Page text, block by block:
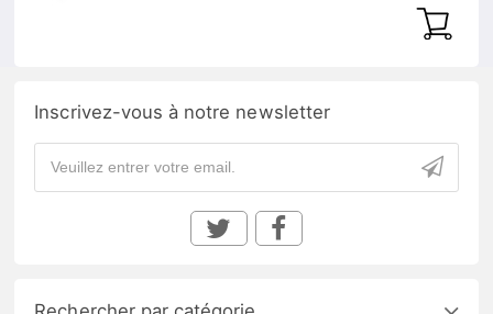
Inscrivez-vous à notre newsletter